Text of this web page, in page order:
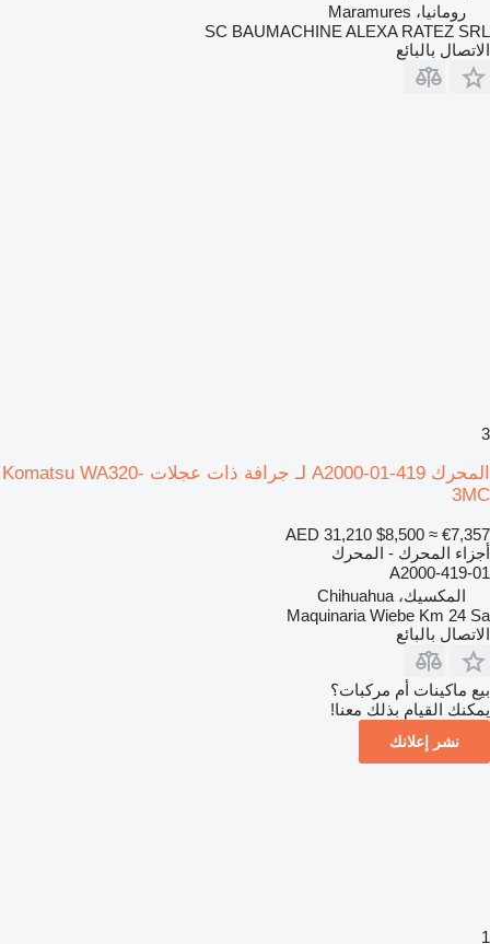
رومانيا، Maramures
SC BAUMACHINE ALEXA RATEZ SRL
الاتصال بالبائع
3
المحرك 419-01-A2000 لـ جرافة ذات عجلات Komatsu WA320-
3MC
AED 31,210 $8,500 ≈ €7,357
أجزاء المحرك - المحرك
419-01-A2000
المكسيك، Chihuahua
Maquinaria Wiebe Km 24 Sa
الاتصال بالبائع
بيع ماكينات أم مركبات؟
يمكنك القيام بذلك معنا!
نشر إعلانك
1